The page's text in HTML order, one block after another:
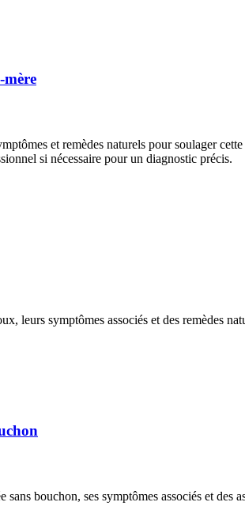
mère
et remèdes naturels pour soulager
si nécessaire pour un diagnostic précis.
leurs symptômes associés et des remèdes
bouchon, ses symptômes associés et